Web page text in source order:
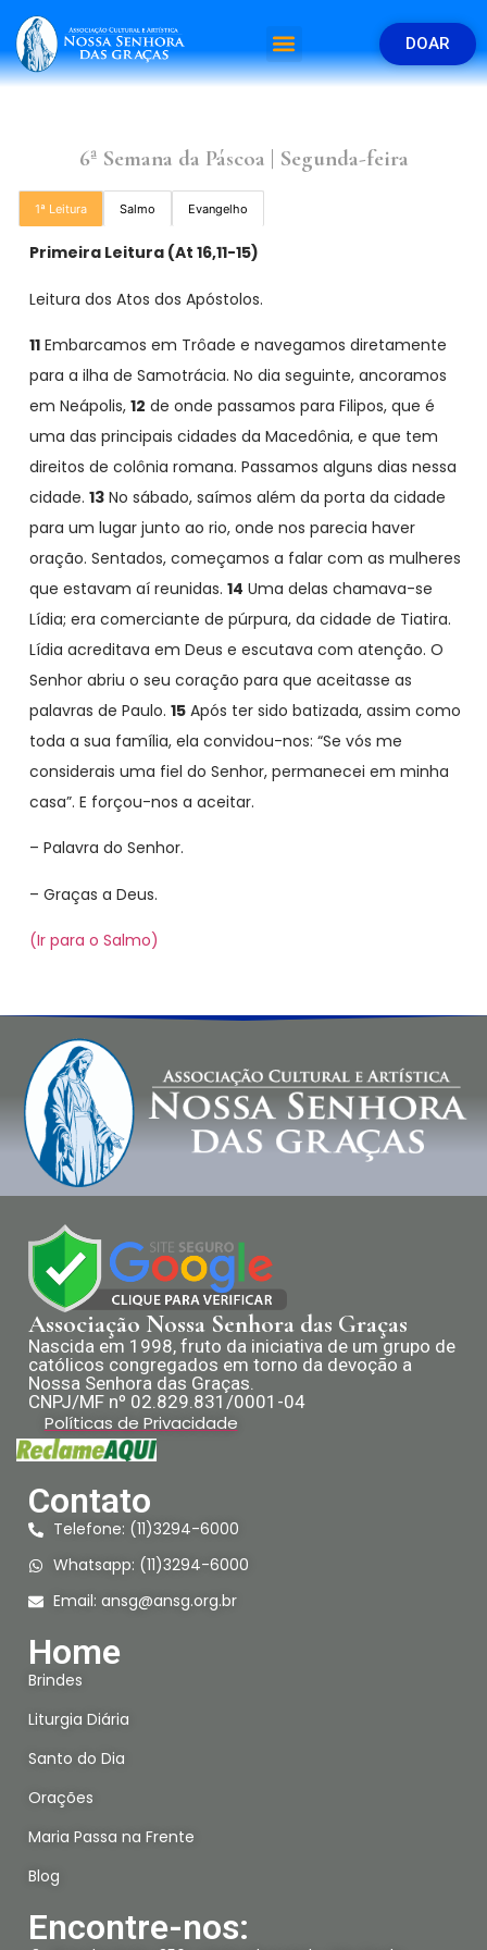
DOAR
6ª Semana da Páscoa | Segunda-feira
1ª Leitura Salmo Evangelho
Primeira Leitura (At 16,11-15)
Leitura dos Atos dos Apóstolos.
11 Embarcamos em Trôade e navegamos diretamente
para a ilha de Samotrácia. No dia seguinte, ancoramos
em Neápolis, 12 de onde passamos para Filipos, que é
uma das principais cidades da Macedônia, e que tem
direitos de colônia romana. Passamos alguns dias nessa
cidade. 13 No sábado, saímos além da porta da cidade
para um lugar junto ao rio, onde nos parecia haver
oração. Sentados, começamos a falar com as mulheres
que estavam aí reunidas. 14 Uma delas chamava-se
Lídia; era comerciante de púrpura, da cidade de Tiatira.
Lídia acreditava em Deus e escutava com atenção. O
Senhor abriu o seu coração para que aceitasse as
palavras de Paulo. 15 Após ter sido batizada, assim como
toda a sua família, ela convidou-nos: “Se vós me
considerais uma fiel do Senhor, permanecei em minha
casa”. E forçou-nos a aceitar.
– Palavra do Senhor.
– Graças a Deus.
(Ir para o Salmo)
Associação Nossa Senhora das Graças
Nascida em 1998, fruto da iniciativa de um grupo de
católicos congregados em torno da devoção a
Nossa Senhora das Graças.
CNPJ/MF nº 02.829.831/0001-04
Políticas de Privacidade
Contato
Telefone: (11)3294-6000
Whatsapp: (11)3294-6000
Email: ansg@ansg.org.br
Home
Brindes
Liturgia Diária
Santo do Dia
Orações
Maria Passa na Frente
Blog
Encontre-nos: